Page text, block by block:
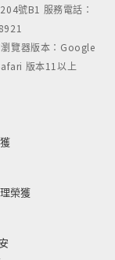
號B1 服務電話：
覽器版本：Google
版本11以上
榮獲